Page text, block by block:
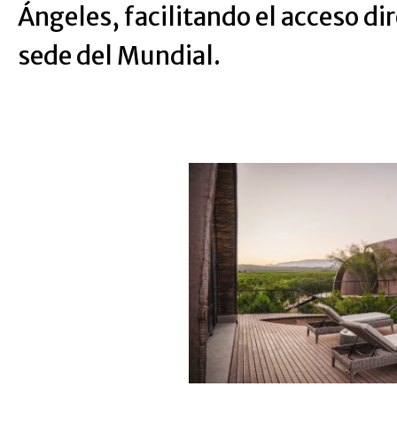
Ángeles, facilitando el acceso
sede del Mundial.